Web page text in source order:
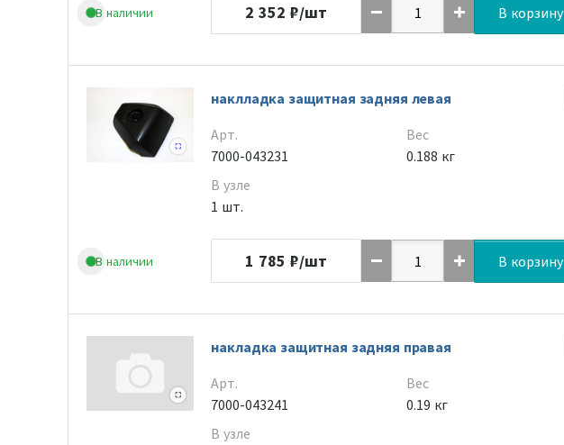
В наличии 2 352 ₽/шт В корзину
В наличии
наклладка защитная задняя левая
Арт.
7000-043231
В узле
1 шт.
Вес
0.188 кг
1 785 ₽/шт В корзину
накладка защитная задняя правая
Арт.
7000-043241
В узле
Вес
0.19 кг